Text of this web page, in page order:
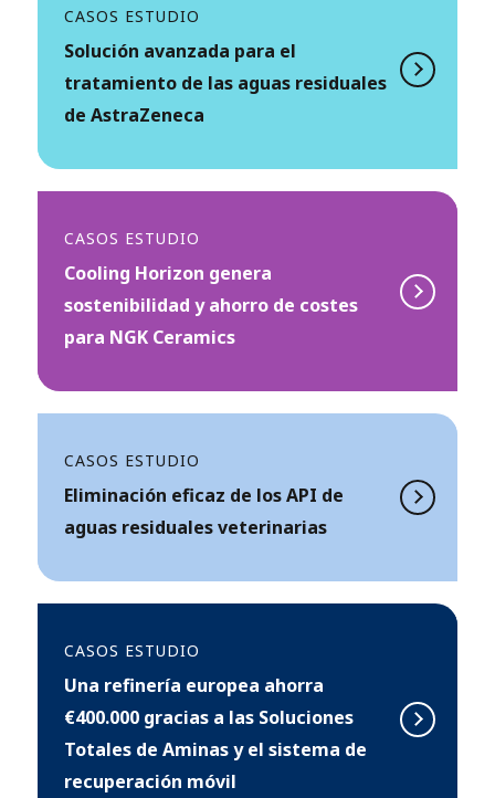
CASOS ESTUDIO
Solución avanzada para el
tratamiento de las aguas residuales
de AstraZeneca
CASOS ESTUDIO
Cooling Horizon genera
sostenibilidad y ahorro de costes
para NGK Ceramics
CASOS ESTUDIO
Eliminación eficaz de los API de
aguas residuales veterinarias
CASOS ESTUDIO
Una refinería europea ahorra
€400.000 gracias a las Soluciones
Totales de Aminas y el sistema de
recuperación móvil